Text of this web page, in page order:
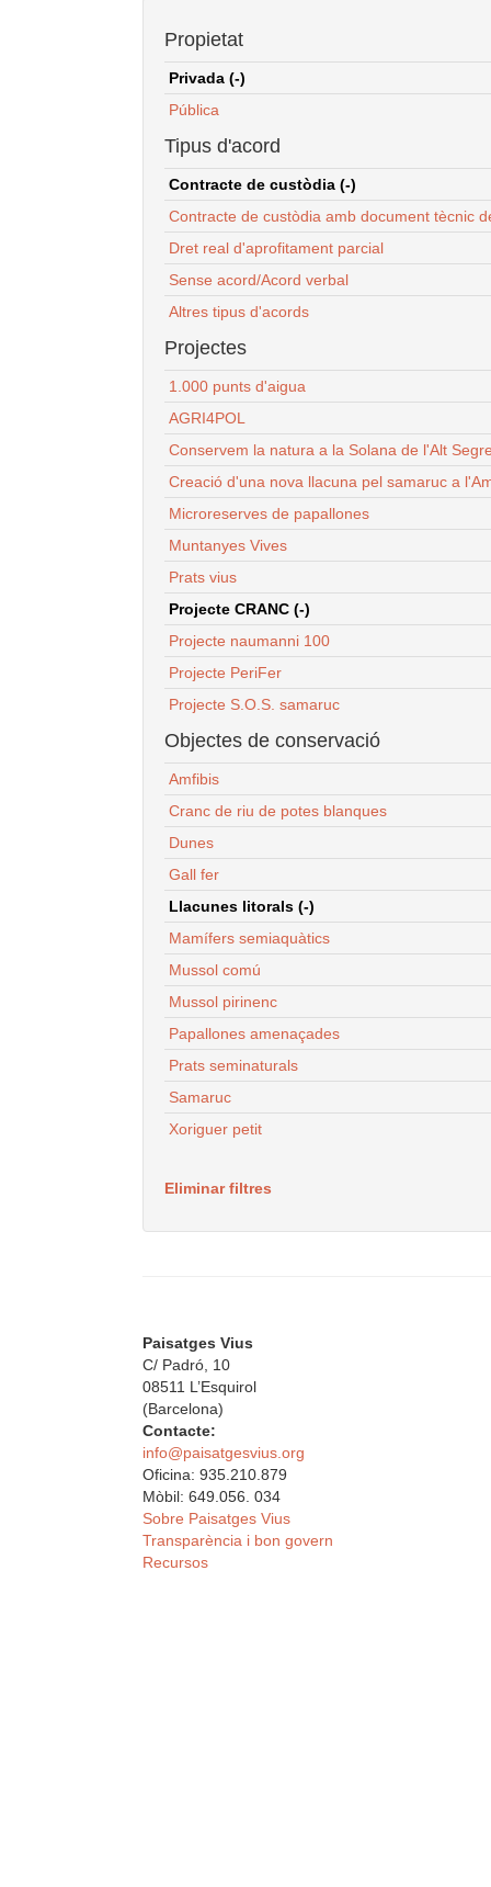
Propietat
Privada (-)
Pública
Tipus d'acord
Contracte de custòdia (-)
Contracte de custòdia amb document tècnic
Dret real d'aprofitament parcial
Sense acord/Acord verbal
Altres tipus d'acords
Projectes
1.000 punts d'aigua
AGRI4POL
Conservem la natura a la Solana de l'Alt
Creació d'una nova llacuna pel samaruc a
Microreserves de papallones
Muntanyes Vives
Prats vius
Projecte CRANC (-)
Projecte naumanni 100
Projecte PeriFer
Projecte S.O.S. samaruc
Objectes de conservació
Amfibis
Cranc de riu de potes blanques
Dunes
Gall fer
Llacunes litorals (-)
Mamífers semiaquàtics
Mussol comú
Mussol pirinenc
Papallones amenaçades
Prats seminaturals
Samaruc
Xoriguer petit
Eliminar filtres
Paisatges Vius
C/ Padró, 10
08511 L’Esquirol
(Barcelona)
Contacte:
info@paisatgesvius.org
Oficina: 935.210.879
Mòbil: 649.056. 034
Sobre Paisatges Vius
Transparència i bon govern
Recursos